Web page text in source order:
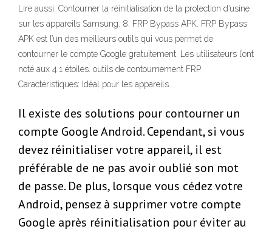
Lire aussi: Contourner la réinitialisation de la protection d’usine
sur les appareils Samsung. 8. FRP Bypass APK. FRP Bypass
APK est l’un des meilleurs outils qui vous permet de
contourner le compte Google gratuitement. Les utilisateurs l’ont
noté aux 4.1 étoiles. outils de contournement FRP
Caractéristiques: Idéal pour les appareils
Il existe des solutions pour contourner un
compte Google Android. Cependant, si vous
devez réinitialiser votre appareil, il est
préférable de ne pas avoir oublié son mot
de passe. De plus, lorsque vous cédez votre
Android, pensez à supprimer votre compte
Google après réinitialisation pour éviter au